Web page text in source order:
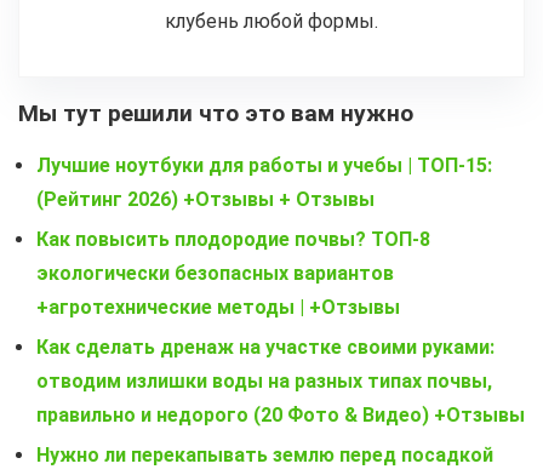
клубень любой формы.
Мы тут решили что это вам нужно
Лучшие ноутбуки для работы и учебы | ТОП-15:
(Рейтинг 2026) +Отзывы + Отзывы
Как повысить плодородие почвы? ТОП-8
экологически безопасных вариантов
+агротехнические методы | +Отзывы
Как сделать дренаж на участке своими руками:
отводим излишки воды на разных типах почвы,
правильно и недорого (20 Фото & Видео) +Отзывы
Нужно ли перекапывать землю перед посадкой